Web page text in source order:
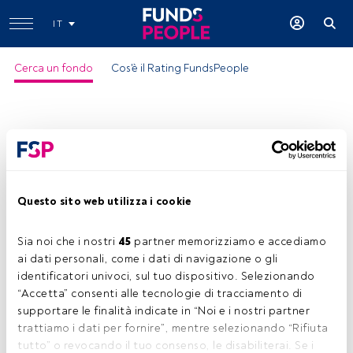
Questo sito web utilizza i cookie
Sia noi che i nostri 45 partner memorizziamo e accediamo
ai dati personali, come i dati di navigazione o gli
identificatori univoci, sul tuo dispositivo. Selezionando
“Accetta” consenti alle tecnologie di tracciamento di
supportare le finalità indicate in “Noi e i nostri partner
trattiamo i dati per fornire”, mentre selezionando “Rifiuta
tutto” o revocando il tuo consenso, le disabiliterai. Se i
IT
Cerca un fondo Cos'è il Rating FundsPeople